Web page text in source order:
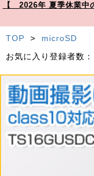
【 2026年 夏季休業中
TOP >
microSD
お気に入り登録者数：